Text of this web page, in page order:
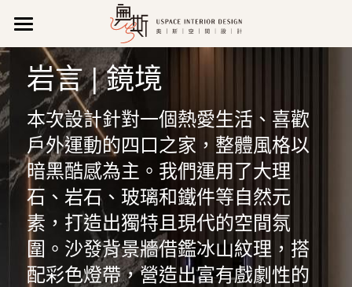
關 於 我 們
公司理念
公司特色
新聞報導
影音專區
獲獎紀錄
專業執照
作品集
所有作品
新成屋
商業空間
老屋翻新
輕裝潢
聯 絡 我 們
營業資訊
維修/售後服務
預約諮詢
搜索
07 971 0520
uspace666@gmail.com
岩言 | 鏡境
本次設計針對一個熱愛生活、喜歡
戶外運動的四口之家，整體風格以
暗黑酷感為主。我們運用了大理
石、岩石、玻璃和鐵件等自然元
素，打造出獨特且現代的空間氛
圍。沙發背景牆借鑑冰山紋理，搭
配彩色燈帶，營造出富有戲劇性的